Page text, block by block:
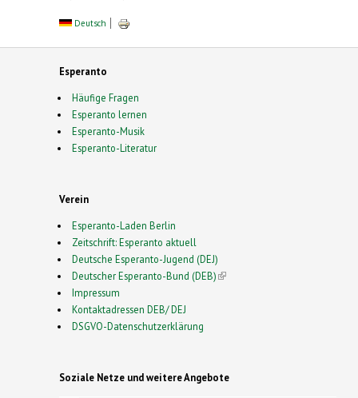
Deutsch
Esperanto
Häufige Fragen
Esperanto lernen
Esperanto-Musik
Esperanto-Literatur
Verein
Esperanto-Laden Berlin
Zeitschrift: Esperanto aktuell
Deutsche Esperanto-Jugend (DEJ)
Deutscher Esperanto-Bund (DEB)(link is external)
Impressum
Kontaktadressen DEB/ DEJ
DSGVO-Datenschutzerklärung
Soziale Netze und weitere Angebote